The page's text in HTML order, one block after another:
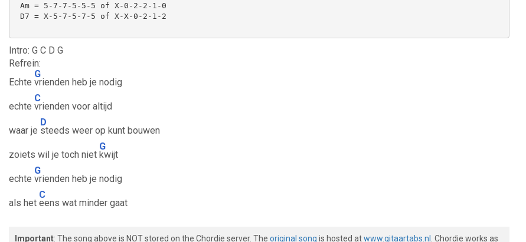
Am = 5-7-7-5-5-5 of X-0-2-2-1-0
D7 = X-5-7-5-7-5 of X-X-0-2-1-2
Intro: G C D G
Refrein:
Echte
G
vrienden heb je nodig
echte
C
vrienden voor altijd
waar je
D
steeds weer op kunt bouwen
zoiets wil je toch niet
G
kwijt
echte
G
vrienden heb je nodig
als het
C
eens wat minder gaat
Important: The song above is NOT stored on the Chordie server. The original song is hosted atwww.gitaartabs.nl . Chordie works as